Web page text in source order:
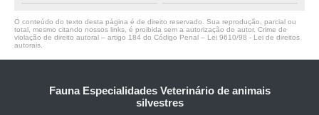
O conteúdo do texto desta página é de direito reservado. Sua reprodução, parcial ou
total, mesmo citando nossos links, é proibida sem a autorização do autor. Crime de
violação de direito autoral – artigo 184 do Código Penal – Lei 9610/98 - Lei de direitos
autorais
Fauna Especialidades Veterinário de animais
silvestres